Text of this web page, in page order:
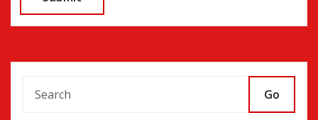
Go